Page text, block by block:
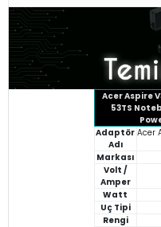
Acer Aspire
53TS
Adaptör
Adı
Acer
Markası
Volt /
Amper
Watt
Uç Tipi
Rengi